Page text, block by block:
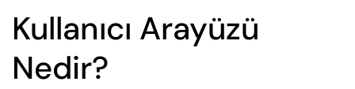
Kullanıcı Arayüzü
Nedir?